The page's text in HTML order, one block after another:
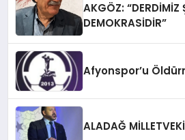
AKGÖZ: “DERDİMİZ
DEMOKRASİDİR”
Afyonspor’u
ALADAĞ